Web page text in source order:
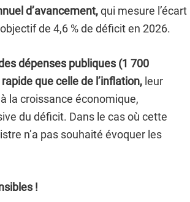
d’avancement,qui mesure l’écart
de 4,6 % de déficit en 2026.
dépenses publiques (1 700
que celle de l’inflation, leur
la croissance économique,
du déficit. Dans le cas où cette
n’a pas souhaité évoquer les
!